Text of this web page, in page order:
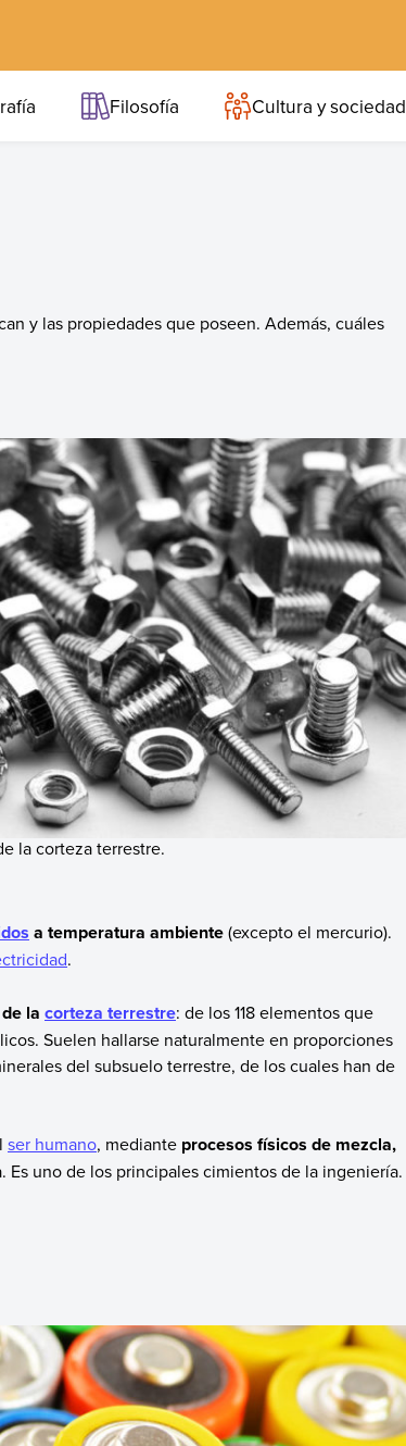
Filosofía Cultura y sociedad
y las propiedades que poseen. Además, cuáles
la corteza terrestre.
a temperatura ambiente(excepto el mercurio).
.
la corteza terrestre: de los 118 elementos que
Suelen hallarse naturalmente en proporciones
del subsuelo terrestre, de los cuales han de
ser humano, mediante procesos físicos de mezcla,
Es uno de los principales cimientos de la ingeniería.